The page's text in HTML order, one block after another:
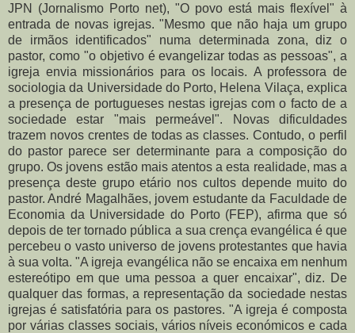
JPN (Jornalismo Porto net), "O povo está mais flexível" à
entrada de novas igrejas. "Mesmo que não haja um grupo
de irmãos identificados" numa determinada zona, diz o
pastor, como "o objetivo é evangelizar todas as pessoas", a
igreja envia missionários para os locais. A professora de
sociologia da Universidade do Porto, Helena Vilaça, explica
a presença de portugueses nestas igrejas com o facto de a
sociedade estar "mais permeável". Novas dificuldades
trazem novos crentes de todas as classes. Contudo, o perfil
do pastor parece ser determinante para a composição do
grupo. Os jovens estão mais atentos a esta realidade, mas a
presença deste grupo etário nos cultos depende muito do
pastor. André Magalhães, jovem estudante da Faculdade de
Economia da Universidade do Porto (FEP), afirma que só
depois de ter tornado pública a sua crença evangélica é que
percebeu o vasto universo de jovens protestantes que havia
à sua volta. "A igreja evangélica não se encaixa em nenhum
estereótipo em que uma pessoa a quer encaixar", diz. De
qualquer das formas, a representação da sociedade nestas
igrejas é satisfatória para os pastores. "A igreja é composta
por várias classes sociais, vários níveis económicos e cada